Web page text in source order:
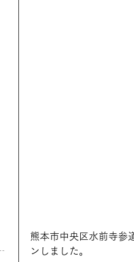
熊本市中央区水前寺参
ンしました。